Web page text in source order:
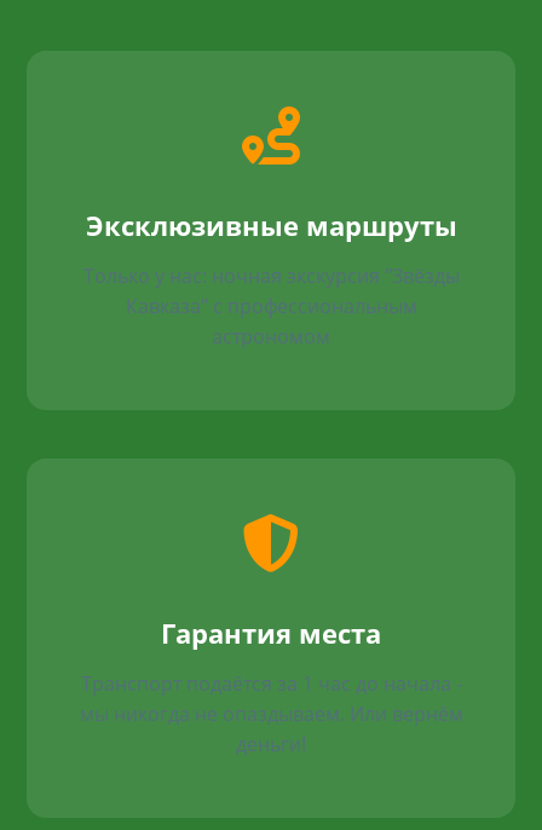
Эксклюзивные маршруты
Только у нас: ночная экскурсия "Звёзды
Кавказа" с профессиональным
астрономом
Гарантия места
Транспорт подаётся за 1 час до начала -
мы никогда не опаздываем. Или вернём
деньги!